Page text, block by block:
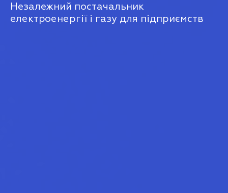
Незалежний постачальник
електроенергії і газу для підприємств